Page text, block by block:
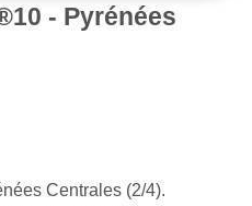
- Pyrénées
Centrales (2/4).